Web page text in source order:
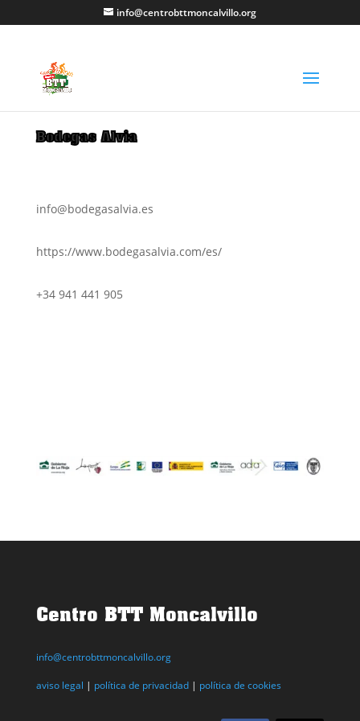
info@centrobttmoncalvillo.org
Bodegas Alvia
info@bodegasalvia.es
https://www.bodegasalvia.com/es/
+34 941 441 905
Centro BTT Moncalvillo
info@centrobttmoncalvillo.org
aviso legal | política de privacidad| política de cookies